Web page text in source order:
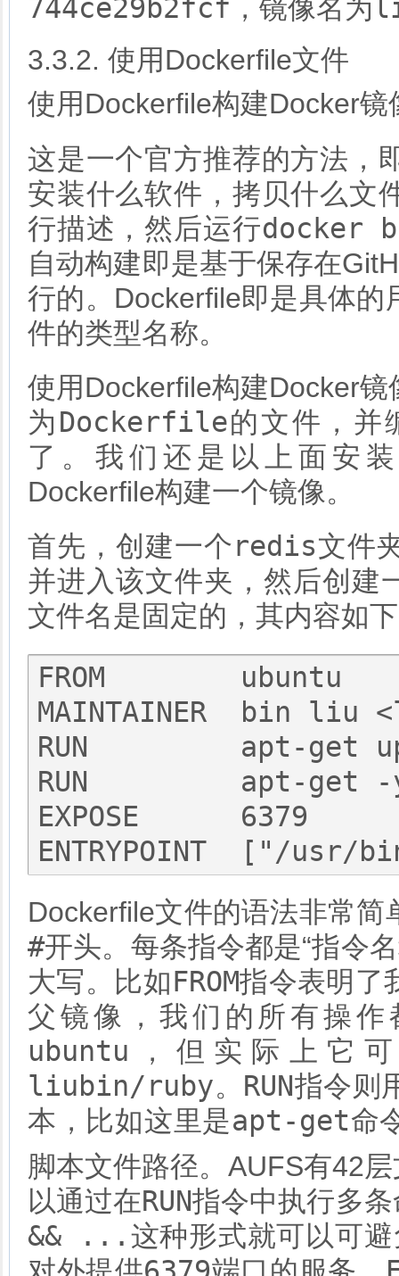
744ce29b2fcf ，镜像名为
3.3.2. 使用Dockerfile文件
使用Dockerfile构建Docker镜
这是一个官方推荐的方法，
安装什么软件，拷贝什么文
行描述，然后运行docker
自动构建即是基于保存在
行的。Dockerfile即是具体
件的类型名称。
使用Dockerfile构建Docker
为 Dockerfile的文件，并
了。我们还是以上面安
Dockerfile构建一个镜像。
首先，创建一个redis文件
并进入该文件夹，然后创建
文件名是固定的，其内容如
FROM        ubuntu
MAINTAINER  bin liu
RUN         apt-get
RUN         apt-get
EXPOSE      6379
Dockerfile文件的语法非常
#开头。每条指令都是“指令
大写。比如FROM指令表明了
父镜像，我们的所有操
ubuntu ，但实际上它
liubin/ruby。 RUN指令则
本，比如这里是apt-get命
脚本文件路径。AUFS有42
以通过在RUN指令中执行多
&& ... 这种形式就可以可